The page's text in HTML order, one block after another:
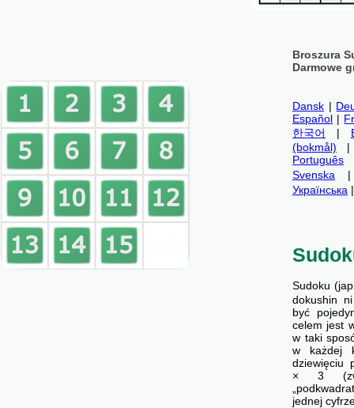
Broszura
Darmowe
Dansk |
Español |
한국어
|
(bokmål)
Português
Svenska
Українська
Sudoku
dokushin
być
celem jest
w taki
w każdej
dziewięciu
× 3
jednej